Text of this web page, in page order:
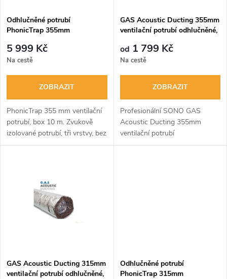
p
r
o
d
u
s
p
r
d
u
Odhlučněné potrubí
PhonicTrap 355mm
5 999 Kč
Na cestě
ZOBRAZIT
PhonicTrap 355 mm ventilační
potrubí, box 10 m. Zvukově
izolované potrubí, tři vrstvy, bez
skelné vaty.
GAS Acoustic Ducting 355mm
ventilační potrubí odhlučněné,
od 1 799 Kč
Na cestě
ZOBRAZIT
Profesionální SONO GAS
Acoustic Ducting 355mm
ventilační potrubí
odhlučněné. Prvotřídní a velmi
GAS Acoustic Ducting 315mm
ventilační potrubí odhlučněné,
Odhlučněné potrubí
PhonicTrap 315mm